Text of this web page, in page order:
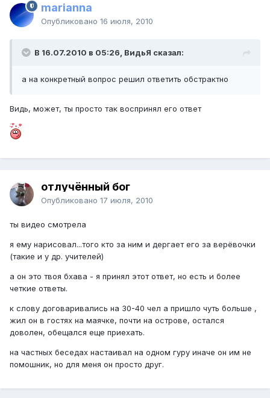
marianna
Опубликовано 16 июля, 2010
В 16.07.2010 в 05:26, ВидьЯ сказал:
а на конкретный вопрос решил ответить обстрактно
Видь, может, ты просто так воспринял его ответ
отлучённый бог
Опубликовано 17 июля, 2010
ты видео смотрела
я ему нарисовал...того кто за ним и дергает его за верёвочки
(такие и у др. учителей)
а он это твоя бхава - я принял этот ответ, но есть и более
четкие ответы.
к слову договаривались на 30-40 чел а пришло чуть больше ,
жил он в гостях на маячке, почти на острове, остался
доволен, обещался еще приехать.
на частных беседах настаивал на одном гуру иначе он им не
помошник, но для меня он просто друг.